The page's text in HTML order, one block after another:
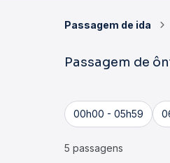
Passagem de ida
Passagem de
00h00 - 05h59
5 passagens